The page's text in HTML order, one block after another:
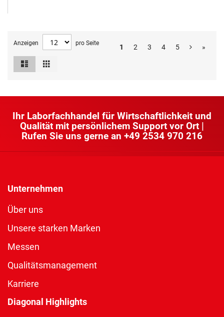
Anzeigen pro Seite 1 2 3 4 5 »
Ansicht
Ihr Laborfachhandel für Wirtschaftlichkeit und
Qualität mit persönlichem Support vor Ort |
Rufen Sie uns gerne an +49 2534 970 216
Unternehmen
Über uns
Unsere starken Marken
Messen
Qualitätsmanagement
Karriere
Diagonal Highlights